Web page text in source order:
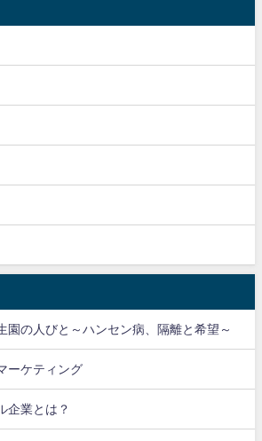
園の人びと～ハンセン病、隔離と希望～
ーケティング
企業とは？